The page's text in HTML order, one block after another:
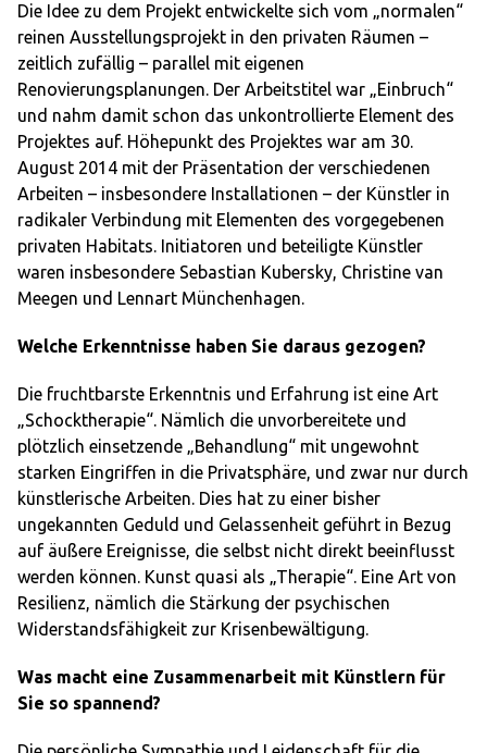
Die Idee zu dem Projekt entwickelte sich vom „normalen“
reinen Ausstellungsprojekt in den privaten Räumen –
zeitlich zufällig – parallel mit eigenen
Renovierungsplanungen. Der Arbeitstitel war „Einbruch“
und nahm damit schon das unkontrollierte Element des
Projektes auf. Höhepunkt des Projektes war am 30.
August 2014 mit der Präsentation der verschiedenen
Arbeiten – insbesondere Installationen – der Künstler in
radikaler Verbindung mit Elementen des vorgegebenen
privaten Habitats. Initiatoren und beteiligte Künstler
waren insbesondere Sebastian Kubersky, Christine van
Meegen und Lennart Münchenhagen.
Welche Erkenntnisse haben Sie daraus gezogen?
Die fruchtbarste Erkenntnis und Erfahrung ist eine Art
„Schocktherapie“. Nämlich die unvorbereitete und
plötzlich einsetzende „Behandlung“ mit ungewohnt
starken Eingriffen in die Privatsphäre, und zwar nur durch
künstlerische Arbeiten. Dies hat zu einer bisher
ungekannten Geduld und Gelassenheit geführt in Bezug
auf äußere Ereignisse, die selbst nicht direkt beeinflusst
werden können. Kunst quasi als „Therapie“. Eine Art von
Resilienz, nämlich die Stärkung der psychischen
Widerstandsfähigkeit zur Krisenbewältigung.
Was macht eine Zusammenarbeit mit Künstlern für
Sie so spannend?